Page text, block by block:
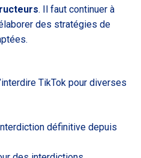
. Il faut continuer à
des stratégies de
TikTok pour diverses
définitive depuis